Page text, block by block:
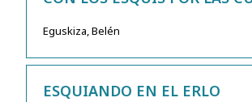
Eguskiza, Belén
ESQUIANDO EN EL ERLO